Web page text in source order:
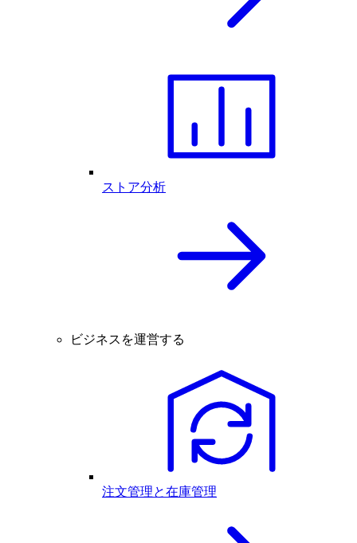
ストア分析
ビジネスを運営する
注文管理と在庫管理